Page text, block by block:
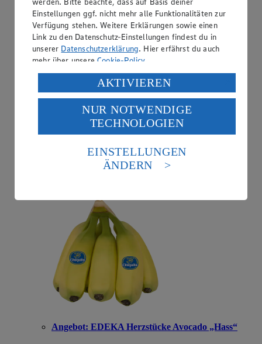
1.99
Festpreis von 1.99€
Angebot: EDEKA Herzstücke Avocado „Hass“
Einstellungen ggf. nicht mehr alle Funktionalitäten zur
Verfügung stehen. Weitere Erklärungen sowie einen
Link zu den Datenschutz-Einstellungen findest du in
unserer Datenschutzerklärung. Hier erfährst du auch
mehr über unsereCookie-Policy.
Verarbeitung deiner personenbezogenen Daten in den
USA durch Facebook und YouTube:
Wenn du auf „Aktivieren“ klickst, willigst du im Sinne
des Art. 49 Abs. 1 Satz 1 lit. a) DSGVO ein, dass deine
Daten in den USA verarbeitet werden. Der EuGH sieht
die USA als Land mit einem nach europäischen
Standards nicht angemessenen Datenschutzniveau an.
Es besteht das Risiko eines Zugriffs durch US-
Informationen zum Herausgeber der Seite findest du
AKTIVIEREN
NUR NOTWENDIGE
TECHNOLOGIEN
EINSTELLUNGEN
ÄNDERN